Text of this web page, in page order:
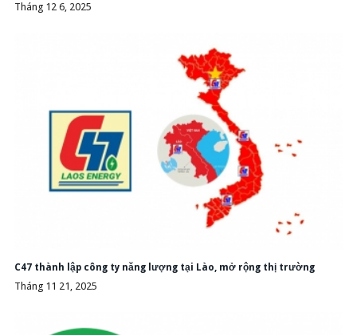
Tháng 12 6, 2025
C47 thành lập công ty năng lượng tại Lào, mở rộng thị trường
Tháng 11 21, 2025